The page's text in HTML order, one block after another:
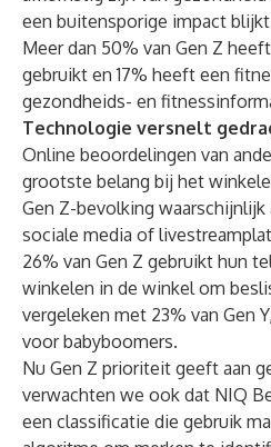
een buitensporige impact
Meer dan 50% van Gen Z
gebruikt en 17% heeft een
gezondheids- en
Technologie versnelt
Online beoordelingen van
grootste belang bij het
Gen Z-bevolking
sociale media of
26% van Gen Z gebruikt hun
winkelen in de winkel om
vergeleken met 23% van Gen
voor babyboomers.
Nu Gen Z prioriteit geeft aan
verwachten we ook dat NIQ
een classificatie die gebruik